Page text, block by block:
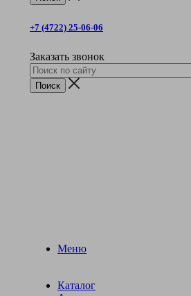
+7 (4722) 25-06-06
Заказать звонок
Меню
Каталог